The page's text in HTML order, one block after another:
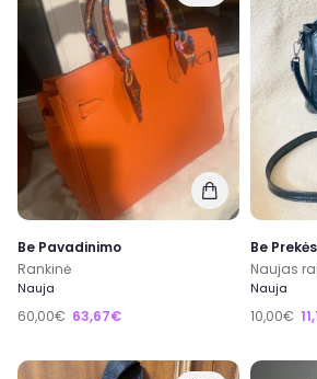
Be Pavadinimo
Rankinė
Nauja
60,00€ 63,67€
Be
Naujas
Nauja
10,00€